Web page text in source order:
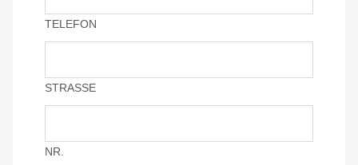
TELEFON
STRASSE
NR.